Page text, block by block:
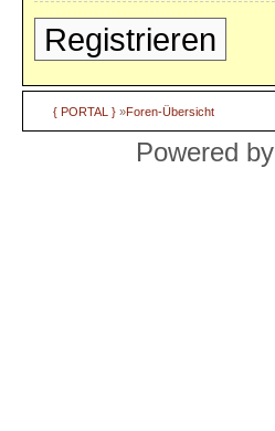
Registrieren
{ PORTAL } »Foren-Übersicht
Powered by